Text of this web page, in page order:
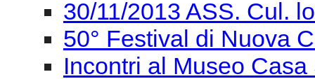
30/11/2013 ASS. Cul.
50° Festival di Nuova
Incontri al Museo